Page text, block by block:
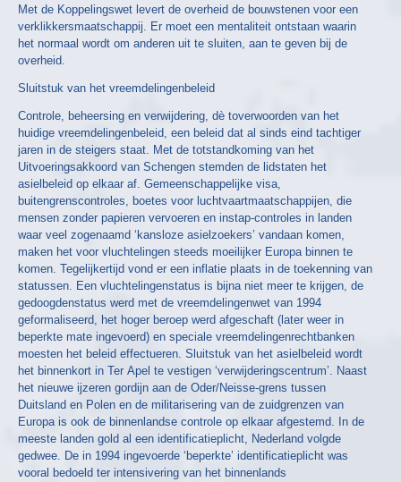
Met de Koppelingswet levert de overheid de bouwstenen voor een
verklikkersmaatschappij. Er moet een mentaliteit ontstaan waarin
het normaal wordt om anderen uit te sluiten, aan te geven bij de
overheid.
Sluitstuk van het vreemdelingenbeleid
Controle, beheersing en verwijdering, dè toverwoorden van het
huidige vreemdelingenbeleid, een beleid dat al sinds eind tachtiger
jaren in de steigers staat. Met de totstandkoming van het
Uitvoeringsakkoord van Schengen stemden de lidstaten het
asielbeleid op elkaar af. Gemeenschappelijke visa,
buitengrenscontroles, boetes voor luchtvaartmaatschappijen, die
mensen zonder papieren vervoeren en instap-controles in landen
waar veel zogenaamd ‘kansloze asielzoekers’ vandaan komen,
maken het voor vluchtelingen steeds moeilijker Europa binnen te
komen. Tegelijkertijd vond er een inflatie plaats in de toekenning van
statussen. Een vluchtelingenstatus is bijna niet meer te krijgen, de
gedoogdenstatus werd met de vreemdelingenwet van 1994
geformaliseerd, het hoger beroep werd afgeschaft (later weer in
beperkte mate ingevoerd) en speciale vreemdelingenrechtbanken
moesten het beleid effectueren. Sluitstuk van het asielbeleid wordt
het binnenkort in Ter Apel te vestigen ‘verwijderingscentrum’. Naast
het nieuwe ijzeren gordijn aan de Oder/Neisse-grens tussen
Duitsland en Polen en de militarisering van de zuidgrenzen van
Europa is ook de binnenlandse controle op elkaar afgestemd. In de
meeste landen gold al een identificatieplicht, Nederland volgde
gedwee. De in 1994 ingevoerde ‘beperkte’ identificatieplicht was
vooral bedoeld ter intensivering van het binnenlands